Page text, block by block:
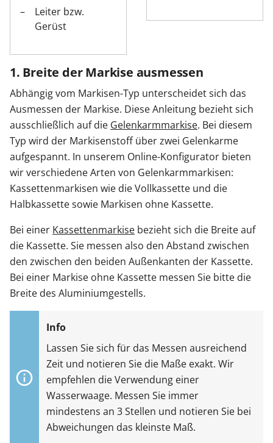
Leiter bzw.
Gerüst
1. Breite der Markise ausmessen
Abhängig vom Markisen-Typ unterscheidet sich das
Ausmessen der Markise. Diese Anleitung bezieht sich
ausschließlich auf die Gelenkarmmarkise. Bei diesem
Typ wird der Markisenstoff über zwei Gelenkarme
aufgespannt. In unserem Online-Konfigurator bieten
wir verschiedene Arten von Gelenkarmmarkisen:
Kassettenmarkisen wie die Vollkassette und die
Halbkassette sowie Markisen ohne Kassette.
Bei einer Kassettenmarkise bezieht sich die Breite auf
die Kassette. Sie messen also den Abstand zwischen
den zwischen den beiden Außenkanten der Kassette.
Bei einer Markise ohne Kassette messen Sie bitte die
Breite des Aluminiumgestells.
Lassen Sie sich für das Messen ausreichend
Zeit und notieren Sie die Maße exakt. Wir
empfehlen die Verwendung einer
Wasserwaage. Messen Sie immer
mindestens an 3 Stellen und notieren Sie bei
Abweichungen das kleinste Maß.